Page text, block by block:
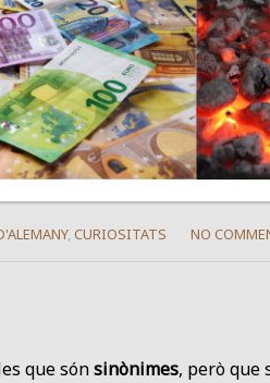
, CURIOSITATS NO
que sónsinònimes, però que